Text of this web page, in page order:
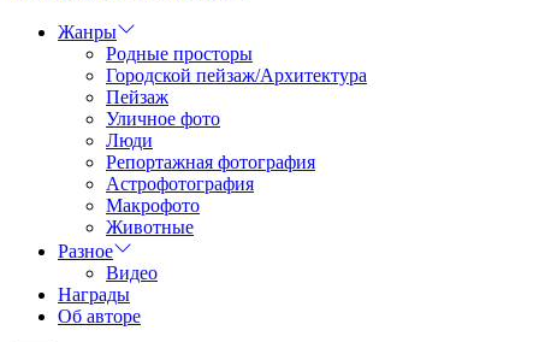
Жанры
Родные просторы
Городской пейзаж/Архитектура
Пейзаж
Уличное фото
Люди
Репортажная фотография
Астрофотография
Макрофото
Животные
Разное
Видео
Награды
Об авторе